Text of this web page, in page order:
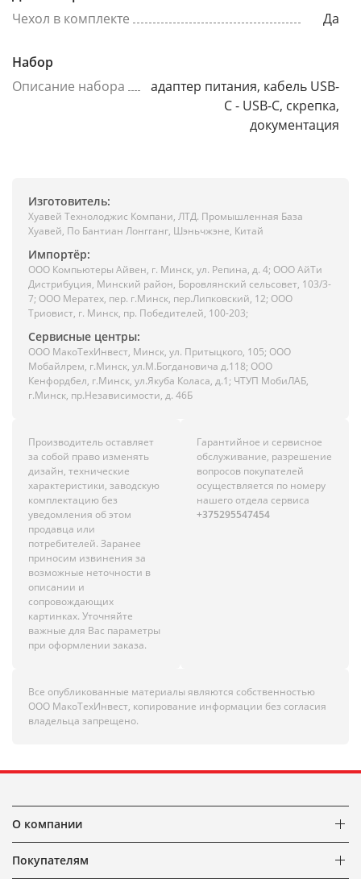
Чехол в комплекте
Да
Набор
Описание набора
адаптер питания, кабель USB-
C - USB-C, скрепка,
документация
Изготовитель:
Хуавей Технолоджис Компани, ЛТД. Промышленная База
Хуавей, По Бантиан Лонгганг, Шэньчжэне, Китай
Импортёр:
ООО Компьютеры Айвен, г. Минск, ул. Репина, д. 4; ООО АйТи
Дистрибуция, Минский район, Боровлянский сельсовет, 103/3-
7; ООО Мератех, пер. г.Минск, пер.Липковский, 12; ООО
Триовист, г. Минск, пр. Победителей, 100-203;
Сервисные центры:
ООО МакоТехИнвест, Минск, ул. Притыцкого, 105; ООО
Мобайлрем, г.Минск, ул.М.Богдановича д.118; ООО
Кенфордбел, г.Минск, ул.Якуба Коласа, д.1; ЧТУП МобиЛАБ,
г.Минск, пр.Независимости, д. 46Б
Производитель оставляет
за собой право изменять
дизайн, технические
характеристики, заводскую
комплектацию без
уведомления об этом
продавца или
потребителей. Заранее
приносим извинения за
возможные неточности в
описании и
сопровождающих
картинках. Уточняйте
важные для Вас параметры
при оформлении заказа.
Гарантийное и сервисное
обслуживание, разрешение
вопросов покупателей
осуществляется по номеру
нашего отдела сервиса
+375295547454
Все опубликованные материалы являются собственностью
ООО МакоТехИнвест, копирование информации без согласия
владельца запрещено.
О компании
Покупателям